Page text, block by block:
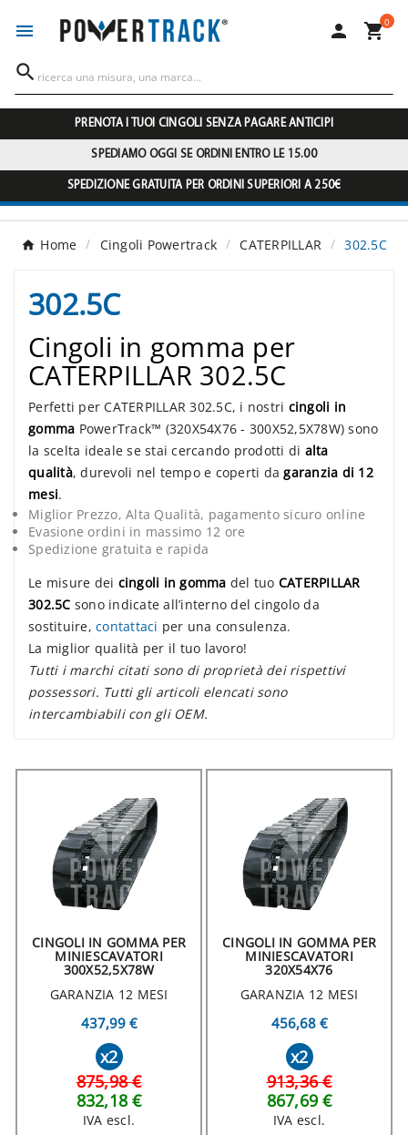
  0

PRENOTA I TUOI CINGOLI SENZA PAGARE ANTICIPI
SPEDIAMO OGGI SE ORDINI ENTRO LE 15.00
SPEDIZIONE GRATUITA PER ORDINI SUPERIORI A 250€
Home Cingoli Powertrack CATERPILLAR 302.5C
302.5C
Cingoli in gomma per
CATERPILLAR 302.5C
Perfetti per CATERPILLAR 302.5C, i nostri cingoli in
gomma PowerTrack™ (320X54X76 - 300X52,5X78W) sono
la scelta ideale se stai cercando prodotti di alta
qualità, durevoli nel tempo e coperti dagaranzia di 12
mesi.
Miglior Prezzo, Alta Qualità, pagamento sicuro online
Evasione ordini in massimo 12 ore
Spedizione gratuita e rapida
Le misure dei cingoli in gomma del tuo CATERPILLAR
302.5C sono indicate all’interno del cingolo da
sostituire, contattaci per una consulenza.
La miglior qualità per il tuo lavoro!
Tutti i marchi citati sono di proprietà dei rispettivi
possessori. Tutti gli articoli elencati sono
intercambiabili con gli OEM.
CINGOLI IN GOMMA PER
MINIESCAVATORI
300X52,5X78W
GARANZIA 12 MESI
437,99 €
x2
875,98 €
832,18 €
IVA escl.
CINGOLI IN GOMMA PER
MINIESCAVATORI
320X54X76
GARANZIA 12 MESI
456,68 €
x2
913,36 €
867,69 €
IVA escl.